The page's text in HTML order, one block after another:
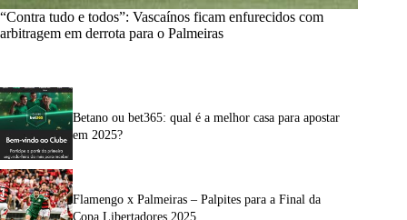
“Contra tudo e todos”: Vascaínos ficam enfurecidos com
arbitragem em derrota para o Palmeiras
Betano ou bet365: qual é a melhor casa para apostar
em 2025?
Flamengo x Palmeiras – Palpites para a Final da
Copa Libertadores 2025